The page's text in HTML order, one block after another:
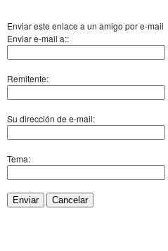
Enviar este enlace a un amigo por e-mail
Enviar e-mail a::
Remitente:
Su dirección de e-mail:
Tema:
Enviar Cancelar